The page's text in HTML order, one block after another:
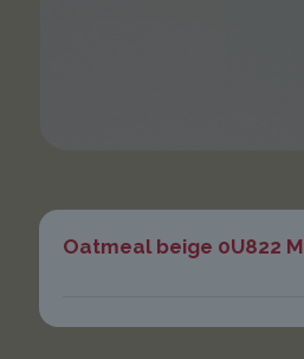
Oatmeal beige 0U822